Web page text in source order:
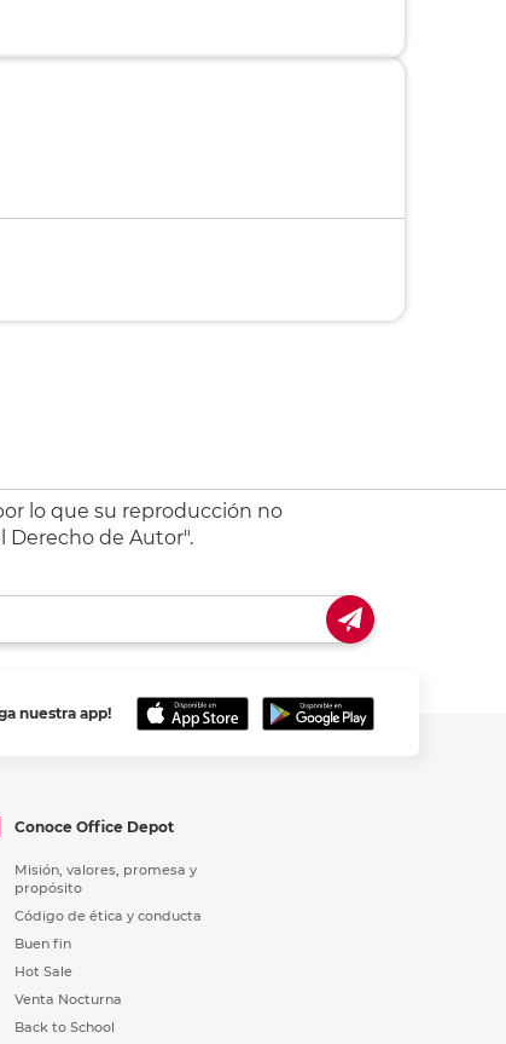
lo que su reproducción no
Derecho de Autor".
nuestra app!
Conoce Office Depot
Misión, valores, promesa y
propósito
Código de ética y conducta
Buen fin
Hot Sale
Venta Nocturna
Back to School